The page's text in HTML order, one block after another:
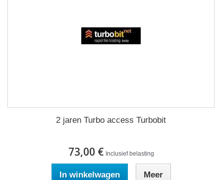
2 jaren Turbo access Turbobit
73,00 € Inclusief belasting
In winkelwagen Meer